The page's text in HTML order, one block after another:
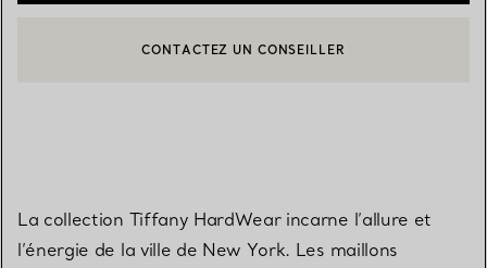
CONTACTER UN CONSEILLER CLIENT OU PRENDRE RENDEZ-
CONTACTEZ UN CONSEILLER
La collection Tiffany HardWear incarne l’allure et
l’énergie de la ville de New York. Les maillons